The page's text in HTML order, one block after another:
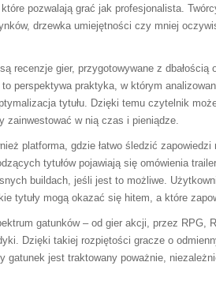
pozwalają grać jak profesjonalista.
drzewka umiejętności czy mniej
recenzje gier, przygotowywane z dbałością
perspektywa praktyka, w którym
tytułu. Dzięki temu czytelnik
zainwestować w nią czas i pieniądze.
platforma, gdzie łatwo śledzić
tytułów pojawiają się omówienia
buildach, jeśli jest to możliwe.
tytuły mogą okazać się hitem, a które
gatunków – od gier akcji, przez RPG,
Dzięki takiej rozpiętości gracze o
gatunek jest traktowany poważnie,